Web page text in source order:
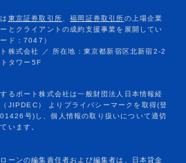
ーンの編集責任者および編集者は、日本貸金